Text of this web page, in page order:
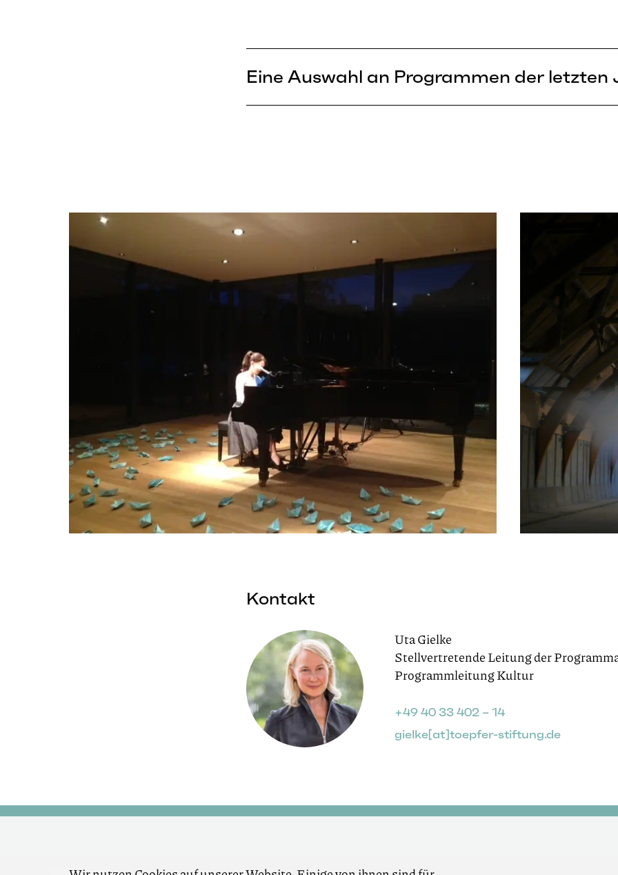
Eine Auswahl an Programmen der letzten
Kontakt
Uta Gielke
Stellvertretende Leitung der
Programmleitung Kultur
+49 40 33 402 – 14
gielke[at]toepfer-stiftung.de